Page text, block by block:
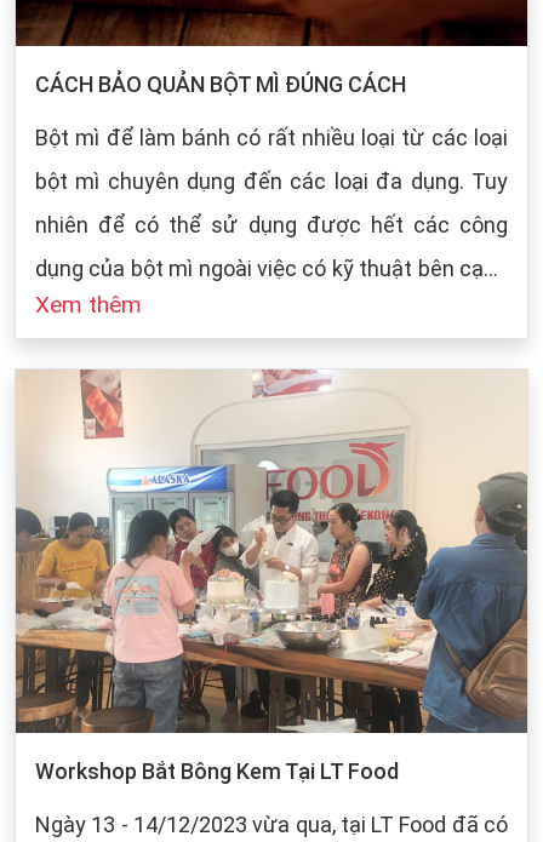
CÁCH BẢO QUẢN BỘT MÌ ĐÚNG CÁCH
Bột mì để làm bánh có rất nhiều loại từ các loại
bột mì chuyên dụng đến các loại đa dụng. Tuy
nhiên để có thể sử dụng được hết các công
dụng của bột mì ngoài việc có kỹ thuật bên cạnh
đó cũng dựa vào sự bảo quản của chúng ta khi
cách bảo quản chung cho các loại bột mì:
Xem thêm
Workshop Bắt Bông Kem Tại LT Food
Ngày 13 - 14/12/2023 vừa qua, tại LT Food đã có